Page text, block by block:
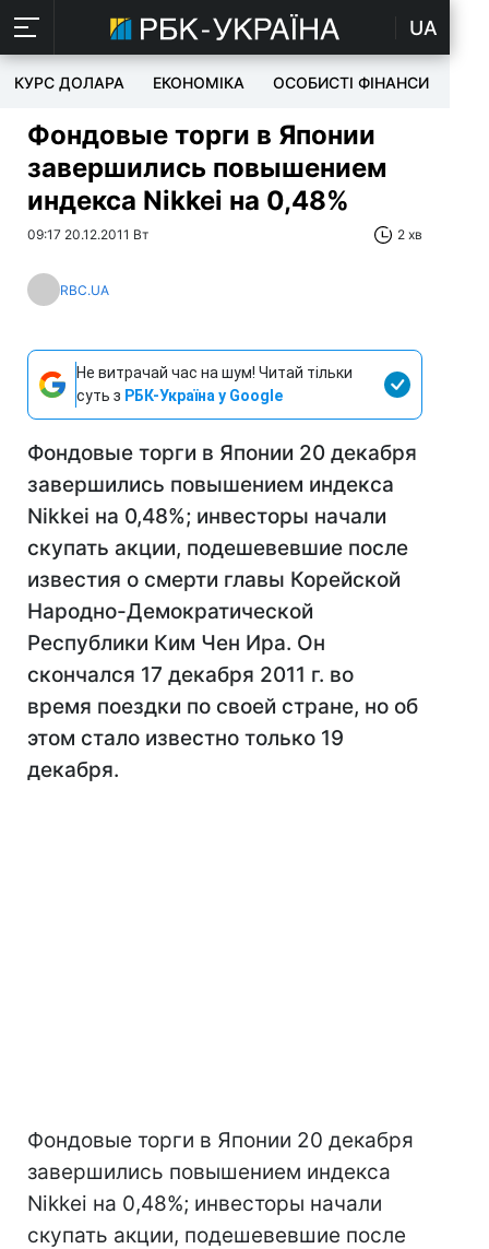
UA
КУРС ДОЛАРА ЕКОНОМІКА ОСОБИСТІ ФІНАНСИ
Фондовые торги в Японии
завершились повышением
индекса Nikkei на 0,48%
09:17 20.12.2011 Вт 2 хв
RBC.UA
Не витрачай час на шум! Читай тільки
суть з РБК-Україна у Google
Фондовые торги в Японии 20 декабря
завершились повышением индекса
Nikkei на 0,48%; инвесторы начали
скупать акции, подешевевшие после
известия о смерти главы Корейской
Народно-Демократической
Республики Ким Чен Ира. Он
скончался 17 декабря 2011 г. во
время поездки по своей стране, но об
этом стало известно только 19
декабря.
Фондовые торги в Японии 20 декабря
завершились повышением индекса
Nikkei на 0,48%; инвесторы начали
скупать акции, подешевевшие после